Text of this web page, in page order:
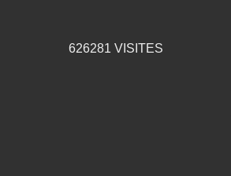
626281 VISITES